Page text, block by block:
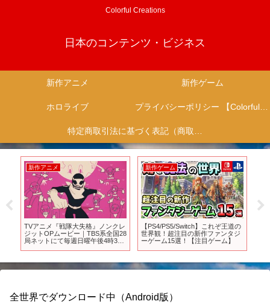
Colorful Creations
日本のコンテンツ・ビジネス
新作アニメ 新作ゲーム
ホロライブ プライバシーポリシー 【Colorful Creation】
特定商取引法に基づく表記（商取引に関する開示）
新作アニメ
TVアニメ『戦隊大失格』ノンクレ
ジットOPムービー｜TBS系全国28
局ネットにて毎週日曜午後4時30
新作ゲーム
【PS4/PS5/Switch】これぞ王道の
世界観！超注目の新作ファンタジ
ーゲーム15選！【注目ゲーム】
全世界でダウンロード中（Android版）